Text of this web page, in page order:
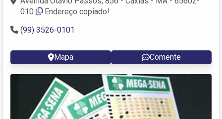
010
Endereço copiado!
(99) 3526-0101
Mapa Comente